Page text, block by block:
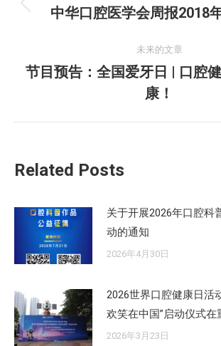
章
航
历
的
文
章：
中华口腔医学会周报2018
未来的文章
未
来
的
节目预告：全国爱牙日 | 口腔
康！
Related Posts
关于开展2026年口腔科
动的通知
2026年4月30日
2026世界口腔健康日活
欢笑在中国”启动仪式
2026年3月23日